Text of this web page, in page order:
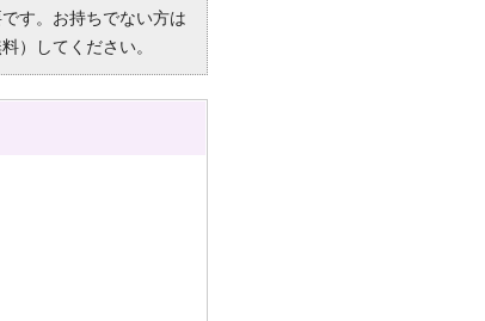
す。お持ちでない方は
）してください。